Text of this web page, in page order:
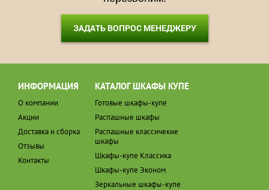
ЗАДАТЬ ВОПРОС МЕНЕДЖЕРУ
ИНФОРМАЦИЯ
О компании
Акции
Доставка и сборка
Отзывы
Контакты
КАТАЛОГ ШКАФЫ КУПЕ
Готовые шкафы-купе
Распашные шкафы
Распашные классичекие
шкафы
Шкафы-купе Классика
Шкафы-купе Эконом
Зеркальные шкафы-купе